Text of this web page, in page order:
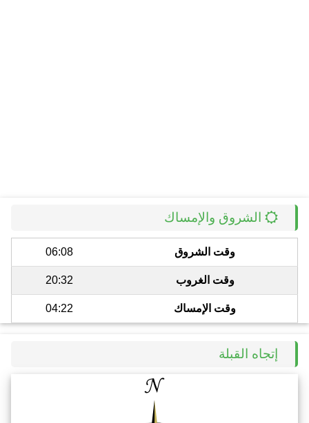
الشروق والإمساك
وقت الشروق 06:08
وقت الغروب 20:32
وقت الإمساك 04:22
إتجاه القبلة